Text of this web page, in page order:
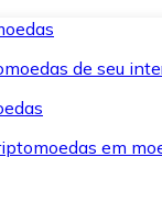
de seu
em